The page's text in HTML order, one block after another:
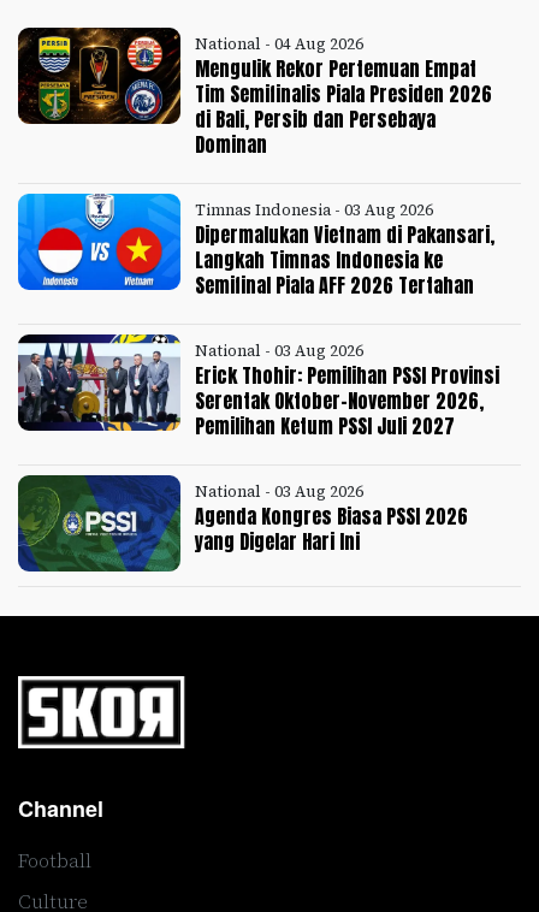
National - 04 Aug 2026
Mengulik Rekor Pertemuan Empat
Tim Semifinalis Piala Presiden 2026
di Bali, Persib dan Persebaya
Dominan
Timnas Indonesia - 03 Aug 2026
Dipermalukan Vietnam di Pakansari,
Langkah Timnas Indonesia ke
Semifinal Piala AFF 2026 Tertahan
National - 03 Aug 2026
Erick Thohir: Pemilihan PSSI Provinsi
Serentak Oktober-November 2026,
Pemilihan Ketum PSSI Juli 2027
National - 03 Aug 2026
Agenda Kongres Biasa PSSI 2026
yang Digelar Hari Ini
Channel
Football
Culture